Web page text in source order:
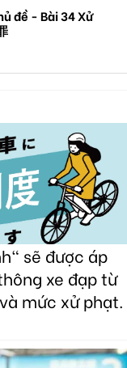
đề - Bài 34 Xử
sẽ được áp
xe đạp từ
mức xử phạt.